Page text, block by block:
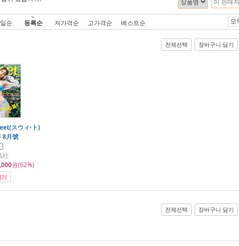
순 등록순 저가격순 고가격순 베스트순 모
전체선택 장바구니 담기
スウィ-ト)
8月號
社
원(62%)
전체선택 장바구니 담기